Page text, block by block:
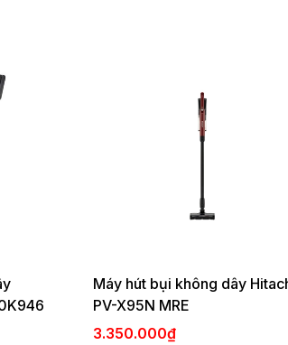
ô nhiễm bám vào cơ thể bạn.
Máy hút bụi không dây
PV-X95N MRE
3.350.000₫